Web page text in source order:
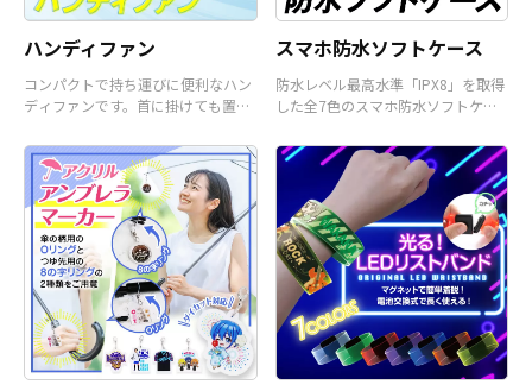
ハンディファン
コンパクトで持ち運びに便利なハン
ディファンです。首に掛けても置い
スマホ防水ソフトケース
防水レベル最高水準「IPX8」を取得
した全7色のスマホ防水ソフトケー